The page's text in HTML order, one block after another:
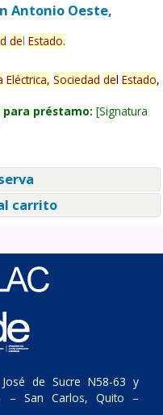
Antonio Oeste,
del Estado.
Eléctrica, Sociedad del Estado,
préstamo: Signatura
carrito
de Sucre N58-63 y
– San Carlos, Quito –